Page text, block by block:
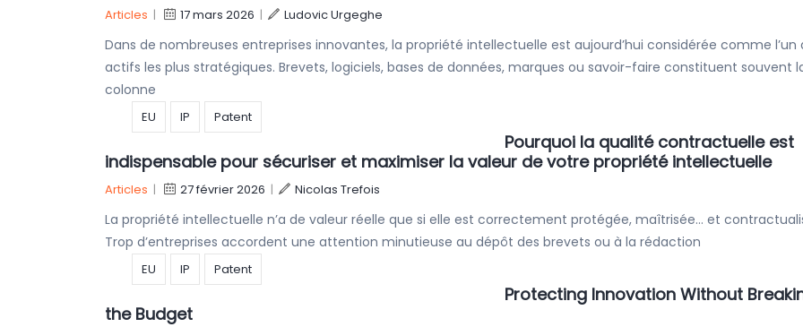
Articles | 17 mars 2026 | Ludovic Urgeghe
Dans de nombreuses entreprises innovantes, la propriété intellectuelle est aujourd’hui considérée comme l’un
actifs les plus stratégiques. Brevets, logiciels, bases de données, marques ou savoir-faire constituent souvent
colonne
EU IP Patent
Pourquoi la qualité contractuelle est
indispensable pour sécuriser et maximiser la valeur de votre propriété intellectuelle
Articles | 27 février 2026 | Nicolas Trefois
La propriété intellectuelle n’a de valeur réelle que si elle est correctement protégée, maîtrisée… et
Trop d’entreprises accordent une attention minutieuse au dépôt des brevets ou à la rédaction
EU IP Patent
Protecting Innovation Without
the Budget